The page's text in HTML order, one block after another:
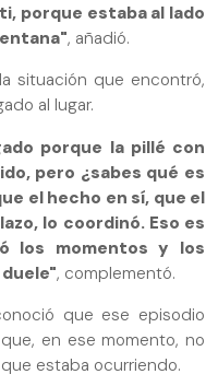
porque estaba al lado
, añadió.
situación que encontró,
al lugar.
porque la pillé con
pero ¿sabes qué es
el hecho en sí, que el
lo coordinó. Eso es
los momentos y los
, complementó.
que ese episodio
en ese momento, no
estaba ocurriendo.